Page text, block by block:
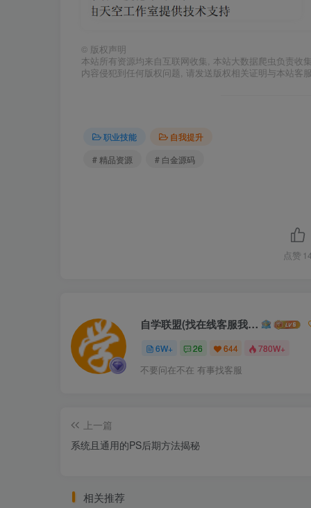
© 版权声明
本站所有资源均来自互联网收集, 本站大数据爬虫负责收
内容侵犯到任何版权问题, 请发送版权相关证明与本站客
职业技能
自我提升
# 精品资源
# 白金源码
点赞
自学联盟(找在线客服我不回信息的)
6W+ 26 644 780W+
不要问在不在 有事找客服
上一篇
系统且通用的PS后期方法揭秘
相关推荐